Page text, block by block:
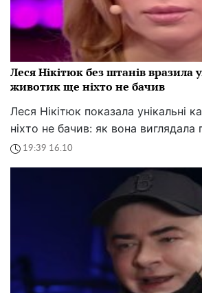
Леся Нікітюк без штанів вразила
животик ще ніхто не бачив
Леся Нікітюк показала унікальні
ніхто не бачив: як вона виглядала
19:39 16.10